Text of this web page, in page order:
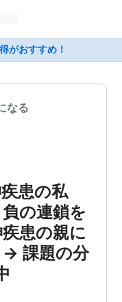
がおすすめ！
なる
患の私
の連鎖を
患の親に
→ 課題の分